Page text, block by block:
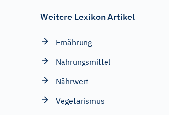
Weitere Lexikon Artikel
Ernährung
Nahrungsmittel
Nährwert
Vegetarismus